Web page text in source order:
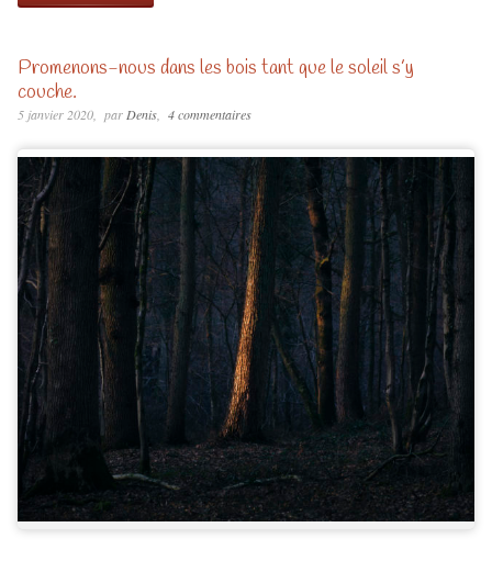
Promenons-nous dans les bois tant que le soleil s’y
couche.
5 janvier 2020 parDenis 4 commentaires